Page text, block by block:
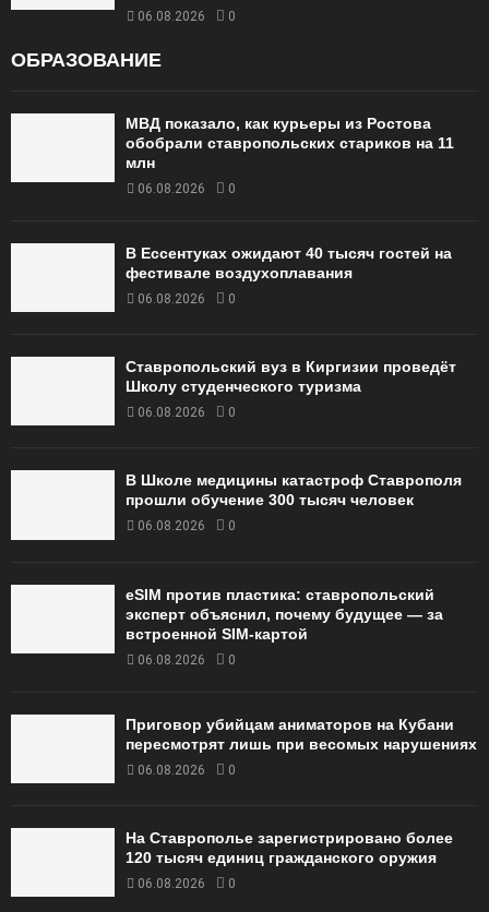
06.08.2026 0
ОБРАЗОВАНИЕ
МВД показало, как курьеры из Ростова
обобрали ставропольских стариков на 11
млн
06.08.2026 0
В Ессентуках ожидают 40 тысяч гостей на
фестивале воздухоплавания
06.08.2026 0
Ставропольский вуз в Киргизии проведёт
Школу студенческого туризма
06.08.2026 0
В Школе медицины катастроф Ставрополя
прошли обучение 300 тысяч человек
06.08.2026 0
eSIM против пластика: ставропольский
эксперт объяснил, почему будущее — за
встроенной SIM-картой
06.08.2026 0
Приговор убийцам аниматоров на Кубани
пересмотрят лишь при весомых нарушениях
06.08.2026 0
На Ставрополье зарегистрировано более
120 тысяч единиц гражданского оружия
06.08.2026 0